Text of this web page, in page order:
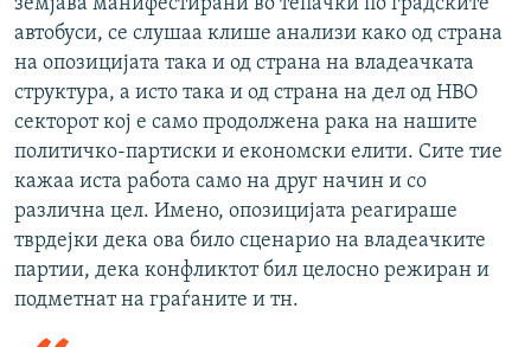
земјава манифестирани во тепачки по градските
автобуcи, се слушаа клише анализи како од страна
на опозицијата така и од страна на владеачката
структура, а исто така и од страна на дел од НВО
секторот кој е само продолжена рака на нашите
политичко-партиски и економски елити. Сите тие
кажаа иста работа само на друг начин и со
различна цел. Имено, опозицијата реагираше
тврдејки дека ова било сценарио на владеачките
партии, дека конфликтот бил целосно режиран и
подметнат на граѓаните и тн.